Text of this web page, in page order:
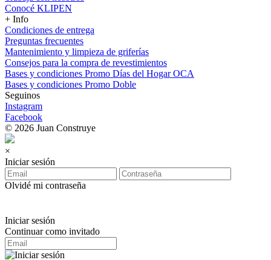
Conocé KLIPEN
+ Info
Condiciones de entrega
Preguntas frecuentes
Mantenimiento y limpieza de griferías
Consejos para la compra de revestimientos
Bases y condiciones Promo Días del Hogar OCA
Bases y condiciones Promo Doble
Seguinos
Instagram
Facebook
© 2026 Juan Construye
×
Iniciar sesión
Olvidé mi contraseña
Iniciar sesión
Continuar como invitado